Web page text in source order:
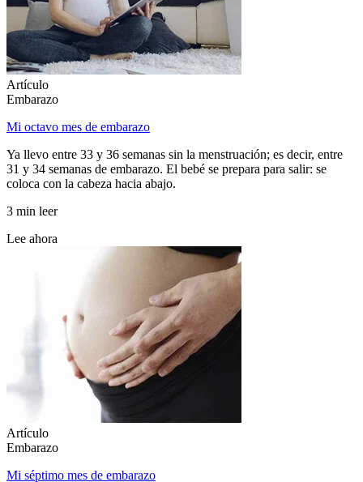
Artículo
Embarazo
Mi octavo mes de embarazo
Ya llevo entre 33 y 36 semanas sin la menstruación; es decir, entre
31 y 34 semanas de embarazo. El bebé se prepara para salir: se
coloca con la cabeza hacia abajo.
3 min leer
Lee ahora
Artículo
Embarazo
Mi séptimo mes de embarazo